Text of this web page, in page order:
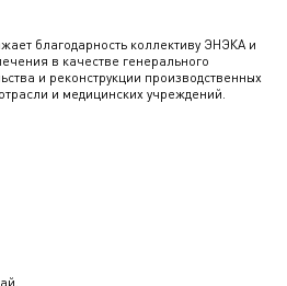
благодарность коллективу ЭНЭКА и
в качестве генерального
и реконструкции производственных
и медицинских учреждений.